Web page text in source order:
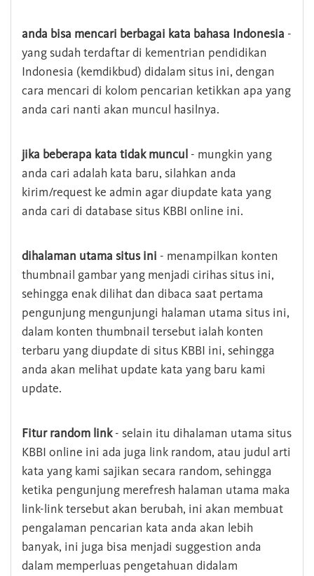
anda bisa mencari berbagai kata bahasa Indonesia -
yang sudah terdaftar di kementrian pendidikan
Indonesia (kemdikbud) didalam situs ini, dengan
cara mencari di kolom pencarian ketikkan apa yang
anda cari nanti akan muncul hasilnya.
jika beberapa kata tidak muncul - mungkin yang
anda cari adalah kata baru, silahkan anda
kirim/request ke admin agar diupdate kata yang
anda cari di database situs KBBI online ini.
dihalaman utama situs ini - menampilkan konten
thumbnail gambar yang menjadi cirihas situs ini,
sehingga enak dilihat dan dibaca saat pertama
pengunjung mengunjungi halaman utama situs ini,
dalam konten thumbnail tersebut ialah konten
terbaru yang diupdate di situs KBBI ini, sehingga
anda akan melihat update kata yang baru kami
update.
Fitur random link- selain itu dihalaman utama situs
KBBI online ini ada juga link random, atau judul arti
kata yang kami sajikan secara random, sehingga
ketika pengunjung merefresh halaman utama maka
link-link tersebut akan berubah, ini akan membuat
pengalaman pencarian kata anda akan lebih
banyak, ini juga bisa menjadi suggestion anda
dalam memperluas pengetahuan didalam